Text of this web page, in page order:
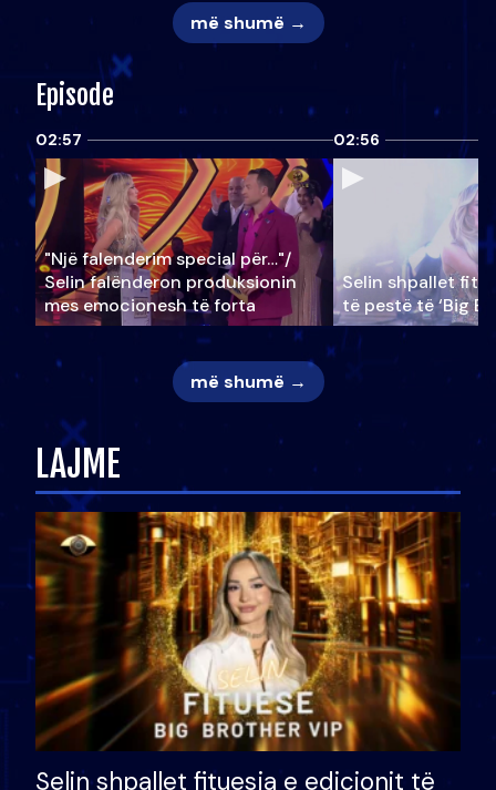
më shumë →
Episode
02:57
"Një falenderim special për…"/
Selin falënderon produksionin
mes emocionesh të forta
02:56
Selin shpallet
të pestë të ‘Big
më shumë →
LAJME
Selin shpallet fituesja e edicionit të